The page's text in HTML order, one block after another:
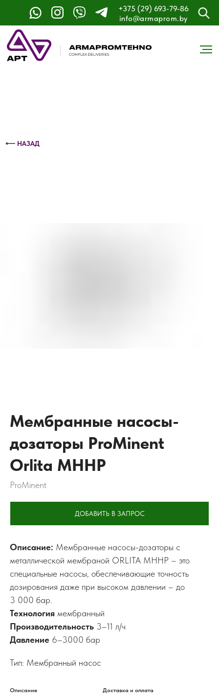
+375 (29) 693-79-86
info@armaprom.by
Контактный телефон: +375 (29) 693-79-86
⟵ НАЗАД
Мембранные насосы-
дозаторы ProMinent
Orlita MHHP
ProMinent
ДОБАВИТЬ В ЗАПРОС
Описание: Мембранные насосы-дозаторы с
металлической мембраной ORLITA MHHP – это
специальные насосы, обеспечивающие точность
дозирования даже при высоком давлении – до
3 000 бар.
Технология мембранный
Производительность 3–11 л/ч
Давление 6–3000 бар
Тип: Мембранный насос
Описание Доставка и оплата